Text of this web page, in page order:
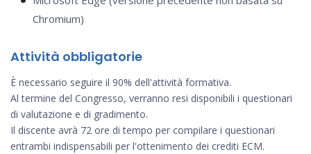
Chromium)
Attività obbligatorie
È necessario seguire il 90% dell'attività formativa.
Al termine del Congresso, verranno resi disponibili i questionari
di valutazione e di gradimento.
Il discente avrà 72 ore di tempo per compilare i questionari
entrambi indispensabili per l'ottenimento dei crediti ECM.